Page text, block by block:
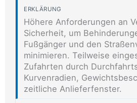
Höhere Anforderungen an
Sicherheit, um
Fußgänger und den
minimieren. Teilweise
Zufahrten durch
Kurvenradien,
zeitliche Anlieferfenster.